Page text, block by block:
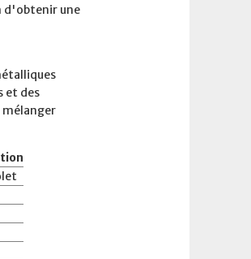
d'obtenir une
et des
mélanger